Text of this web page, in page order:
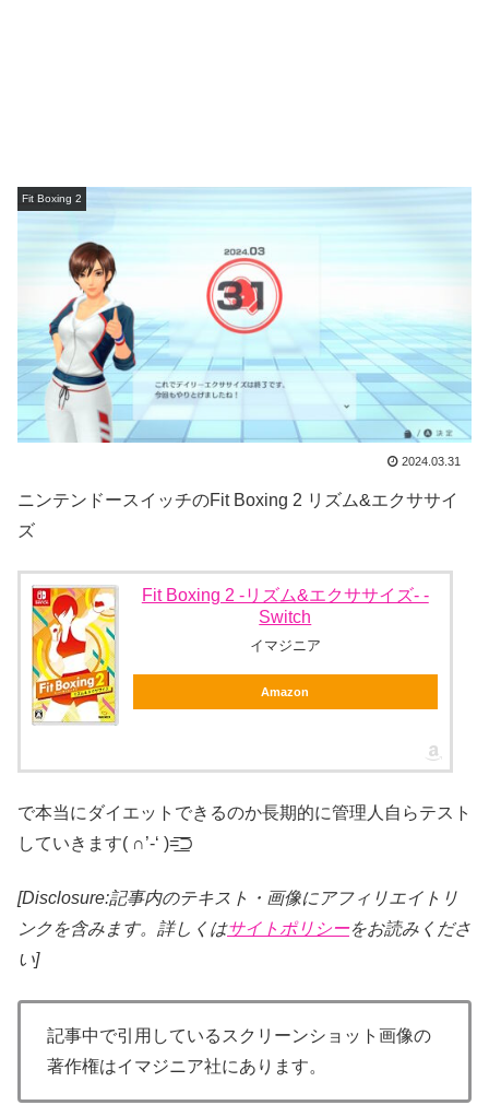
Fit Boxing 2
2024.03.31
ニンテンドースイッチのFit Boxing 2 リズム&エクササイ
ズ
Fit Boxing 2 -リズム&エクササイズ- -
Switch
イマジニア
Amazon
で本当にダイエットできるのか長期的に管理人自らテスト
していきます( ∩’-‘ )=͟͟͞͞⊃
[Disclosure:記事内のテキスト・画像にアフィリエイトリ
ンクを含みます。詳しくはサイトポリシーをお読みくださ
い]
記事中で引用しているスクリーンショット画像の
著作権はイマジニア社にあります。